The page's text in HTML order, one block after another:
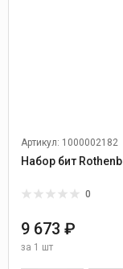
Артикул: 1000002182
Набор бит
0
9 673 ₽
за 1 шт